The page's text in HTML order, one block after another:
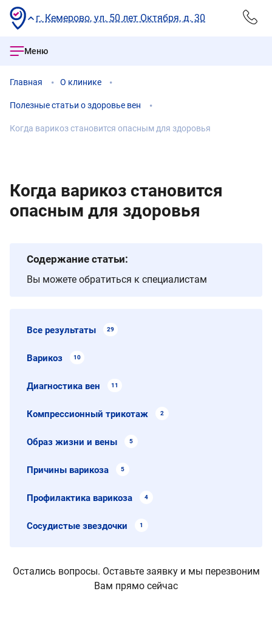
г. Кемерово, ул. 50 лет Октября, д. 30
Меню
Главная О клинике
Полезные статьи о здоровье вен
Когда варикоз становится опасным для здоровья
Когда варикоз становится
опасным для здоровья
Содержание статьи:
Вы можете обратиться к специалистам
Все результаты 29
Варикоз 10
Диагностика вен 11
Компрессионный трикотаж 2
Образ жизни и вены 5
Причины варикоза 5
Профилактика варикоза 4
Сосудистые звездочки 1
Остались вопросы. Оставьте заявку и мы перезвоним
Вам прямо сейчас